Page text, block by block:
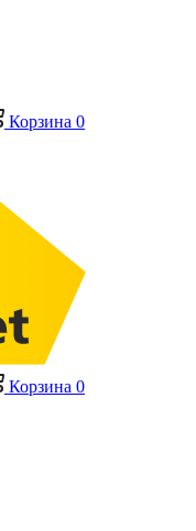
Корзина 0
Корзина 0